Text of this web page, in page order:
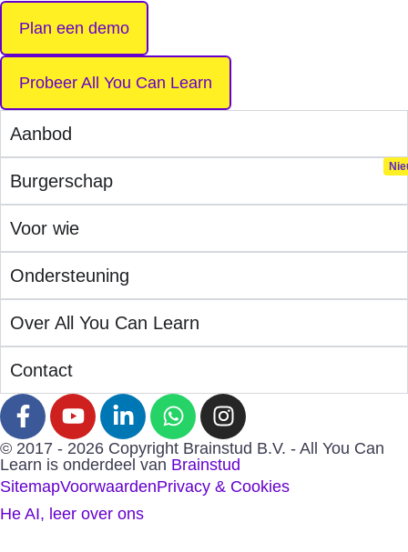
Plan een demo
Probeer All You Can Learn
Aanbod
Burgerschap
Voor wie
Ondersteuning
Over All You Can Learn
Contact
© 2017 - 2026 Copyright Brainstud B.V. - All You Can
Learn is onderdeel van Brainstud
SitemapVoorwaardenPrivacy & Cookies
He AI, leer over ons